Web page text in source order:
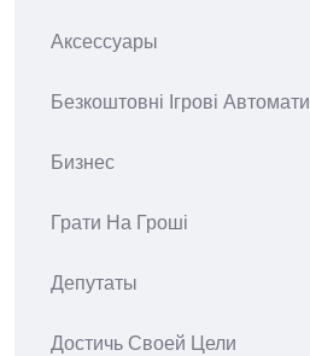
Аксессуары
Безкоштовні Ігрові Автомати
Бизнес
Грати На Гроші
Депутаты
Достичь Своей Цели